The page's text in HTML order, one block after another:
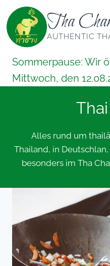
Zum
Inhalt
springen
Tha
AUTHENTIC
Sommerpause: Wir
Mittwoch, den
Alles rund um
Thailand, in
besonders im Tha